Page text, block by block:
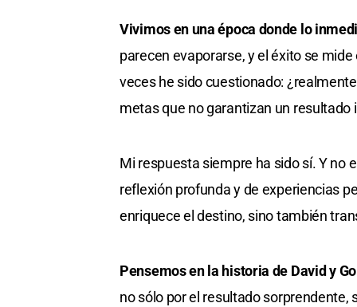
Vivimos en una época donde lo
parecen evaporarse, y el éxito se
veces he sido cuestionado:
metas que no garantizan un resultado
Mi respuesta siempre ha sido sí. Y no
reflexión profunda y de experiencias
enriquece el destino, sino también
Pensemos en la historia de David y
no sólo por el resultado sorprendente,